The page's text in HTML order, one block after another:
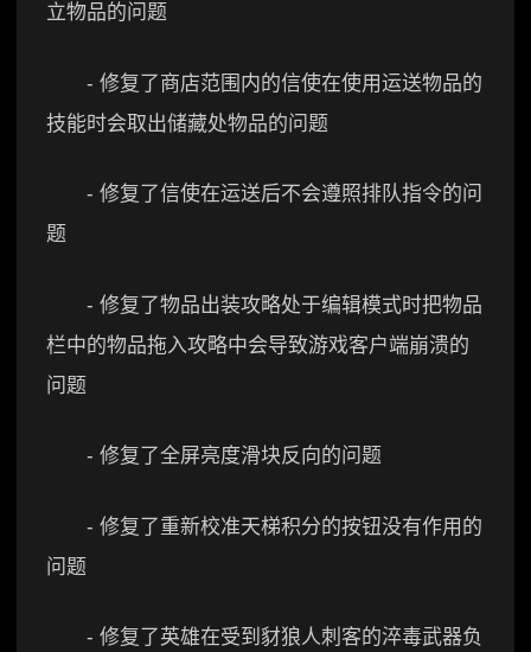
立物品的问题
- 修复了商店范围内的信使在使用运送物品的
技能时会取出储藏处物品的问题
- 修复了信使在运送后不会遵照排队指令的问
题
- 修复了物品出装攻略处于编辑模式时把物品
栏中的物品拖入攻略中会导致游戏客户端崩溃的
问题
- 修复了全屏亮度滑块反向的问题
- 修复了重新校准天梯积分的按钮没有作用的
问题
- 修复了英雄在受到豺狼人刺客的淬毒武器负